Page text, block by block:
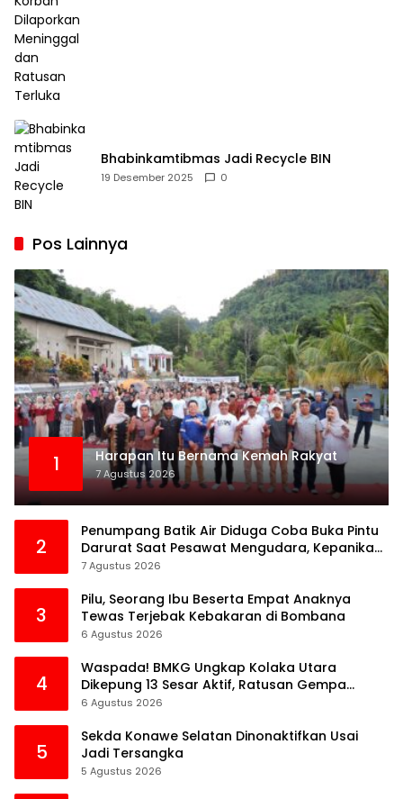
Bhabinkamtibmas Jadi Recycle BIN
19 Desember 2025 0
Pos Lainnya
1 Harapan Itu Bernama Kemah Rakyat
7 Agustus 2026
2
Penumpang Batik Air Diduga Coba Buka Pintu
Darurat Saat Pesawat Mengudara, Kepanikan
Pecah di Dalam Kabin
7 Agustus 2026
3
Pilu, Seorang Ibu Beserta Empat Anaknya
Tewas Terjebak Kebakaran di Bombana
6 Agustus 2026
4
Waspada! BMKG Ungkap Kolaka Utara
Dikepung 13 Sesar Aktif, Ratusan Gempa
Sudah Terekam
6 Agustus 2026
5
Sekda Konawe Selatan Dinonaktifkan Usai
Jadi Tersangka
5 Agustus 2026